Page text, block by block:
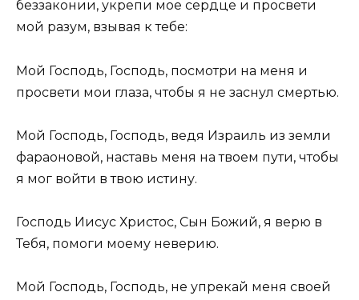
беззаконии, укрепи мое сердце и просвети
мой разум, взывая к тебе:
Мой Господь, Господь, посмотри на меня и
просвети мои глаза, чтобы я не заснул смертью.
Мой Господь, Господь, ведя Израиль из земли
фараоновой, наставь меня на твоем пути, чтобы
я мог войти в твою истину.
Господь Иисус Христос, Сын Божий, я верю в
Тебя, помоги моему неверию.
Мой Господь, Господь, не упрекай меня своей